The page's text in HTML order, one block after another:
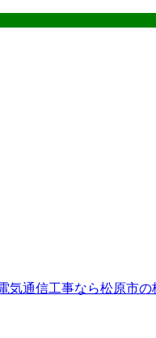
気通信工事なら松原市